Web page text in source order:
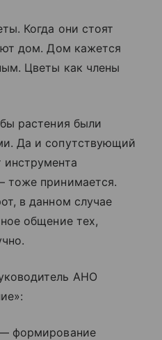
Когда они стоят
дом. Дом кажется
Цветы как члены
растения были
Да и сопутствующий
тоже принимается.
в данном случае
общение тех,
АНО
формирование